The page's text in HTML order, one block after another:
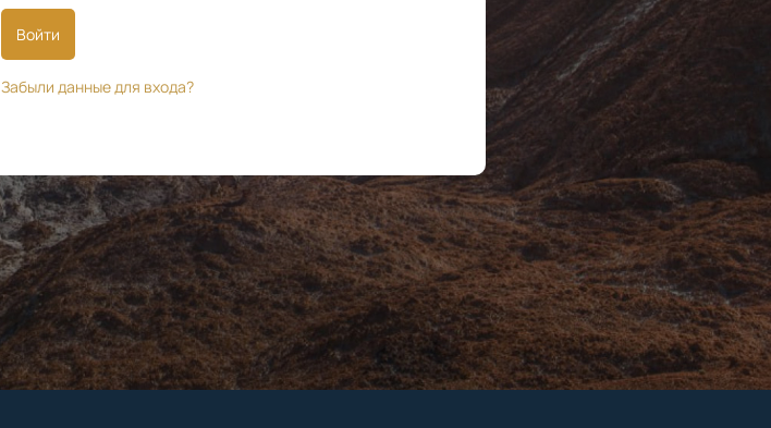
Войти
Забыли данные для входа?